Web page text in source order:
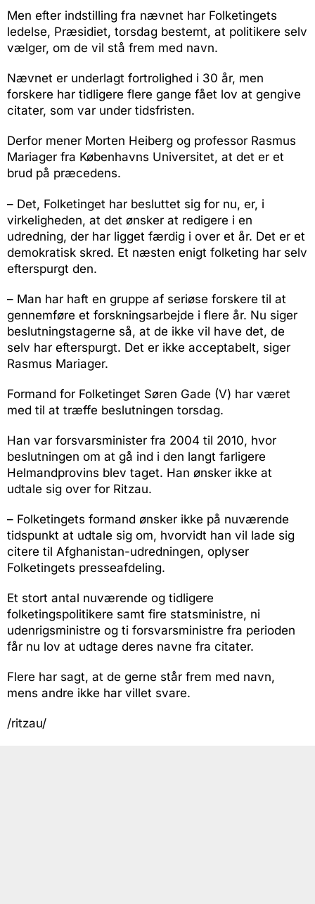
Men efter indstilling fra nævnet har Folketingets
ledelse, Præsidiet, torsdag bestemt, at politikere selv
vælger, om de vil stå frem med navn.
Nævnet er underlagt fortrolighed i 30 år, men
forskere har tidligere flere gange fået lov at gengive
citater, som var under tidsfristen.
Derfor mener Morten Heiberg og professor Rasmus
Mariager fra Københavns Universitet, at det er et
brud på præcedens.
– Det, Folketinget har besluttet sig for nu, er, i
virkeligheden, at det ønsker at redigere i en
udredning, der har ligget færdig i over et år. Det er et
demokratisk skred. Et næsten enigt folketing har selv
efterspurgt den.
– Man har haft en gruppe af seriøse forskere til at
gennemføre et forskningsarbejde i flere år. Nu siger
beslutningstagerne så, at de ikke vil have det, de
selv har efterspurgt. Det er ikke acceptabelt, siger
Rasmus Mariager.
Formand for Folketinget Søren Gade (V) har været
med til at træffe beslutningen torsdag.
Han var forsvarsminister fra 2004 til 2010, hvor
beslutningen om at gå ind i den langt farligere
Helmandprovins blev taget. Han ønsker ikke at
udtale sig over for Ritzau.
– Folketingets formand ønsker ikke på nuværende
tidspunkt at udtale sig om, hvorvidt han vil lade sig
citere til Afghanistan-udredningen, oplyser
Folketingets presseafdeling.
Et stort antal nuværende og tidligere
folketingspolitikere samt fire statsministre, ni
udenrigsministre og ti forsvarsministre fra perioden
får nu lov at udtage deres navne fra citater.
Flere har sagt, at de gerne står frem med navn,
mens andre ikke har villet svare.
/ritzau/